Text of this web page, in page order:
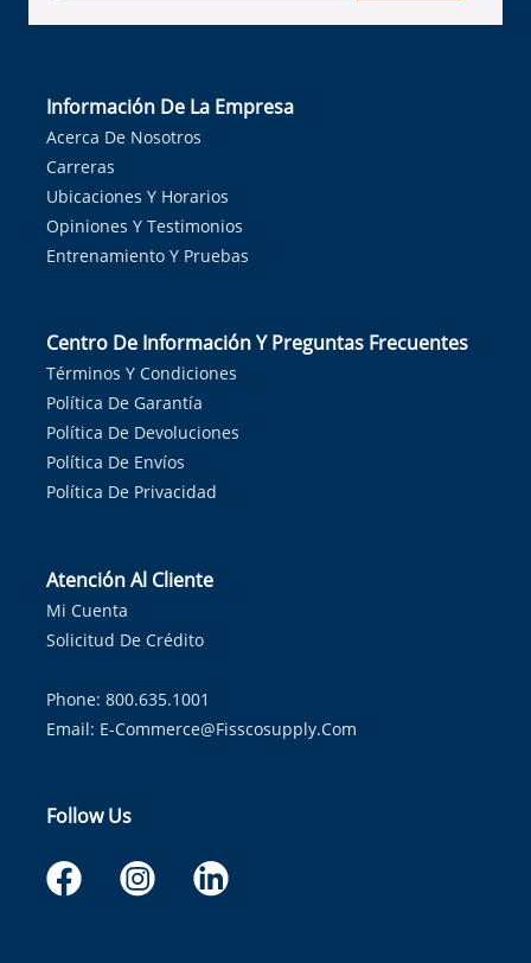
Información De La Empresa
Acerca De Nosotros
Carreras
Ubicaciones Y Horarios
Opiniones Y Testimonios
Entrenamiento Y Pruebas
Centro De Información Y Preguntas Frecuentes
Términos Y Condiciones
Política De Garantía
Política De Devoluciones
Política De Envíos
Política De Privacidad
Atención Al Cliente
Mi Cuenta
Solicitud De Crédito
Phone: 800.635.1001
Email: E-Commerce@fisscosupply.com
Follow Us